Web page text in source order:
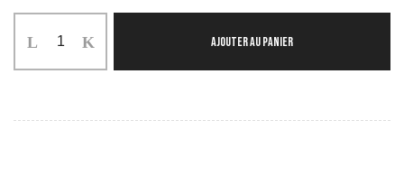
AJOUTER AU PANIER